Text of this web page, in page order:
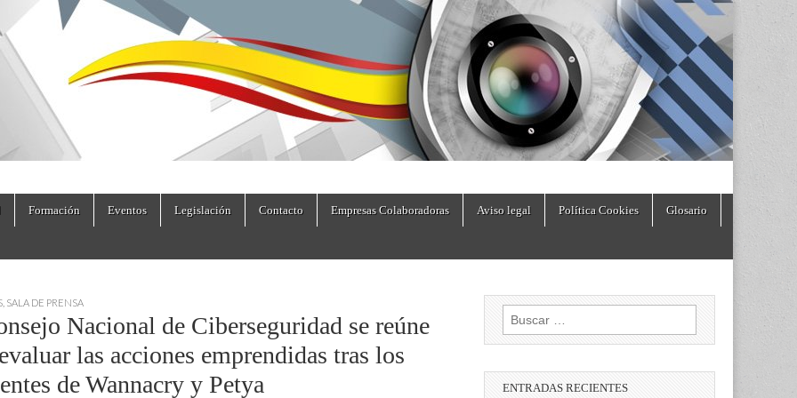
Formación Eventos Legislación Contacto Empresas Colaboradoras Aviso legal Política Cookies Glosario
SALA DE PRENSA
Nacional de Ciberseguridad se reúne
las acciones emprendidas tras los
de Wannacry y Petya
Buscar:
ENTRADAS RECIENTES